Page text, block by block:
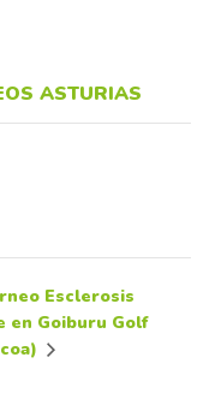
ASTURIAS
Esclerosis
en Goiburu Golf